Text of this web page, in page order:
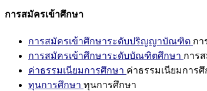
การสมัครเข้าศึกษา
การสมัครเข้าศึกษาระดับปริญญาบัณฑิต ก
การสมัครเข้าศึกษาระดับบัณฑิตศึกษา การ
ค่าธรรมเนียมการศึกษา ค่าธรรมเนียมการศึ
ทุนการศึกษา ทุนการศึกษา